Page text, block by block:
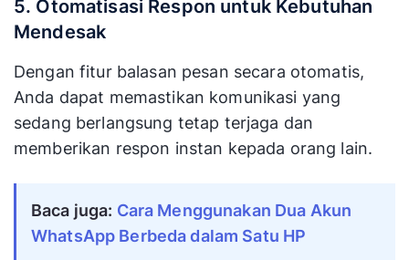
5. Otomatisasi Respon untuk Kebutuhan
Mendesak
Dengan fitur balasan pesan secara otomatis,
Anda dapat memastikan komunikasi yang
sedang berlangsung tetap terjaga dan
memberikan respon instan kepada orang lain.
Baca juga: Cara Menggunakan Dua Akun
WhatsApp Berbeda dalam Satu HP